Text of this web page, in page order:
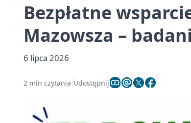
Bezpłatne
Mazowsza –
6 lipca 2026
2 min czytania Udostępnij